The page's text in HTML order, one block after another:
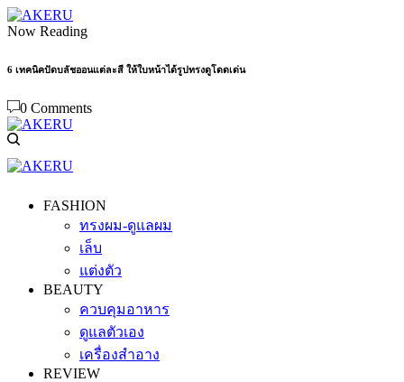
Now Reading
6 เทคนิคปัดบลัชออนแต่ละสี ให้ใบหน้าได้รูปทรงดูโดดเด่น
0 Comments
FASHION
ทรงผม-ดูแลผม
เล็บ
แต่งตัว
BEAUTY
ควบคุมอาหาร
ดูแลตัวเอง
เครื่องสำอาง
REVIEW